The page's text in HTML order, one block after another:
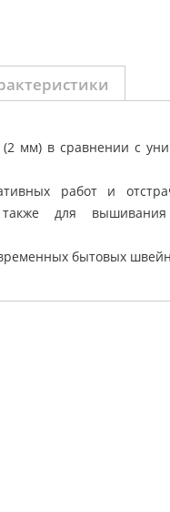
мм) в сравнении с
работ и
для
бытовых